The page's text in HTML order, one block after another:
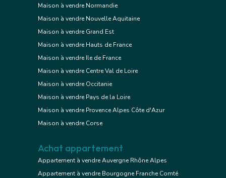
Maison à vendre Normandie
Maison à vendre Nouvelle Aquitaine
Maison à vendre Grand Est
Maison à vendre Hauts de France
Maison à vendre Ile de France
Maison à vendre Centre Val de Loire
Maison à vendre Occitanie
Maison à vendre Pays de la Loire
Maison à vendre Provence Alpes Côte d'Azur
Maison à vendre Corse
Achat appartement
Appartement à vendre Auvergne Rhône Alpes
Appartement à vendre Bourgogne Franche Comté